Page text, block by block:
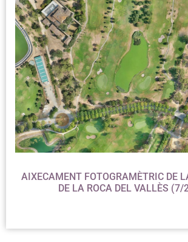
AIXECAMENT FOTOGRAMÈTRIC DE
DE LA ROCA DEL VALLÈS (7/